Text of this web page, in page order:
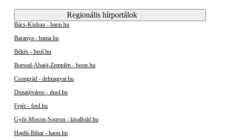
Regionális hírportálok
Bács-Kiskun - baon.hu
Baranya - bama.hu
Békés - beol.hu
Borsod-Abaúj-Zemplén - boon.hu
Csongrád - delmagyar.hu
Dunaújváros - duol.hu
Fejér - feol.hu
Győr-Moson-Sopron - kisalfold.hu
Hajdú-Bihar - haon.hu